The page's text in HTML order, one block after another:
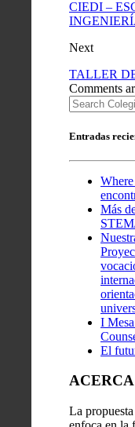
CIEDI –
Next
TALLER
Comments
Entradas
Más
I
El
La